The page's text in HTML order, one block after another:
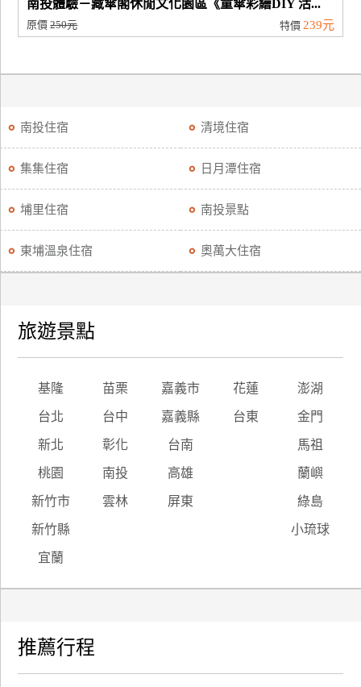
南投體驗－藏傘閣休閒文化園區《童傘彩繪DIY 活...
原價250元 特價 239元
南投住宿 清境住宿
集集住宿 日月潭住宿
埔里住宿 南投景點
東埔溫泉住宿 奧萬大住宿
旅遊景點
基隆 苗栗 嘉義市 花蓮 澎湖
台北 台中 嘉義縣 台東 金門
新北 彰化 台南 馬祖
桃園 南投 高雄 蘭嶼
新竹市 雲林 屏東 綠島
新竹縣 小琉球
宜蘭
推薦行程